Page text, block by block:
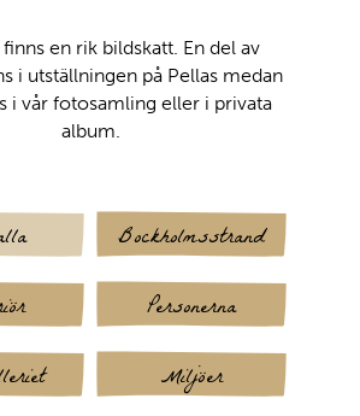
finns en rik bildskatt. En del av
i utställningen på Pellas medan
i vår fotosamling eller i privata
album.
Bockholmsstrand
Personerna
Miljöer